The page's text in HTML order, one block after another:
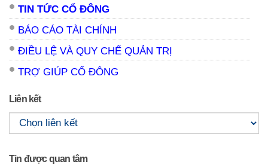
TIN TỨC CỔ ĐÔNG
BÁO CÁO TÀI CHÍNH
ĐIỀU LỆ VÀ QUY CHẾ QUẢN TRỊ
TRỢ GIÚP CỔ ĐÔNG
Liên kết
Tin được quan tâm